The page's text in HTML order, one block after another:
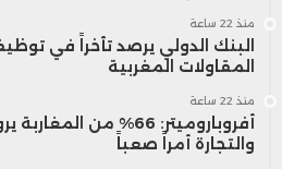
وشارك في الندوة بالإضافة
من يونس السكوري، وزير
والمقاولات الصغرى
نائب رئيس الاتحاد العام
منذ 22 ساعة
البنك الدولي يرصد تأخراً في
المقاولات المغربية
منذ 22 ساعة
أفروباروميتر: 66% من
والتجارة أمراً صعباً